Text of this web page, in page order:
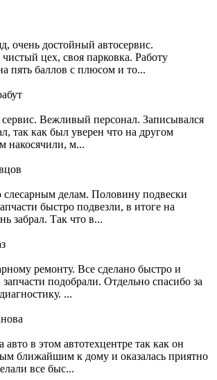
очень достойный автосервис.
цех, своя парковка. Работу
пять баллов с плюсом и то...
Вежливый персонал. Записывался
так как был уверен что на другом
накосячили, м...
делам. Половину подвески
быстро подвезли, в итоге на
забрал. Так что в...
ремонту. Все сделано быстро и
запчасти подобрали. Отдельно спасибо за
...
в этом автотехцентре так как он
ближайшим к дому и оказалась приятно
все быс...